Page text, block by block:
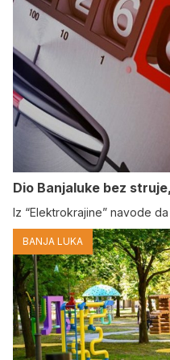
Dio Banjaluke bez
Iz “Elektrokrajine” navode
BANJA LUKA